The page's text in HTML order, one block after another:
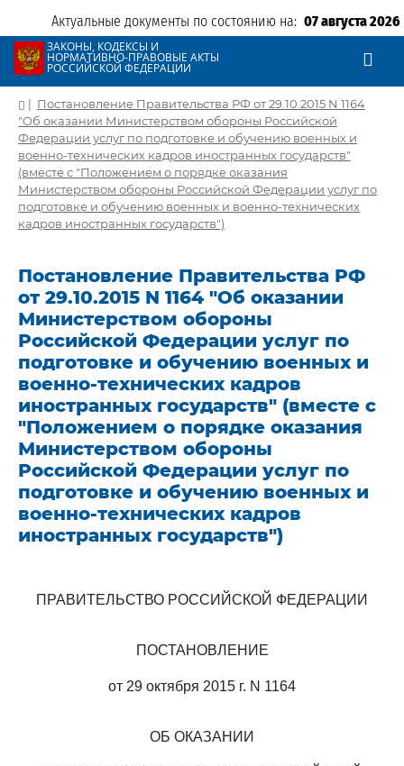
Актуальные документы по состоянию на: 07 августа 2026
ЗАКОНЫ, КОДЕКСЫ И
НОРМАТИВНО-ПРАВОВЫЕ АКТЫ
РОССИЙСКОЙ ФЕДЕРАЦИИ
| Постановление Правительства РФ от 29.10.2015 N 1164
"Об оказании Министерством обороны Российской
Федерации услуг по подготовке и обучению военных и
военно-технических кадров иностранных государств"
(вместе с "Положением о порядке оказания
Министерством обороны Российской Федерации услуг по
подготовке и обучению военных и военно-технических
кадров иностранных государств")
Постановление Правительства РФ
от 29.10.2015 N 1164 "Об оказании
Министерством обороны
Российской Федерации услуг по
подготовке и обучению военных и
военно-технических кадров
иностранных государств" (вместе с
"Положением о порядке оказания
Министерством обороны
Российской Федерации услуг по
подготовке и обучению военных и
военно-технических кадров
иностранных государств")
ПРАВИТЕЛЬСТВО РОССИЙСКОЙ ФЕДЕРАЦИИ
ПОСТАНОВЛЕНИЕ
от 29 октября 2015 г. N 1164
ОБ ОКАЗАНИИ